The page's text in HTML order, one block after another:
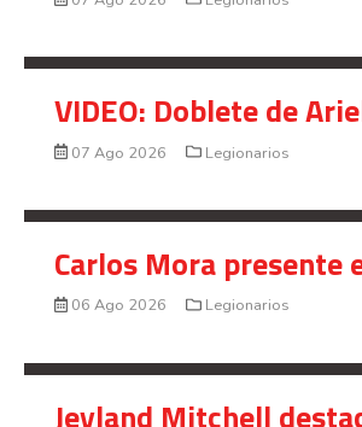
VIDEO: Doblete de
07 Ago 2026 Legionarios
Carlos Mora presente
06 Ago 2026 Legionarios
Jeyland Mitchell